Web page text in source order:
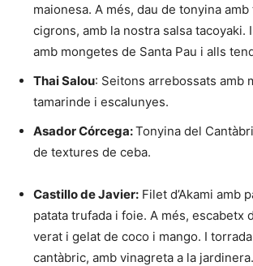
maionesa. A més, dau de tonyina
cigrons, amb la nostra salsa tacoyaki.
amb mongetes de Santa Pau i alls
Thai Salou: Seitons arrebossats amb
tamarinde i escalunyes.
Asador Córcega:Tonyina del
de textures de ceba.
Castillo de Javier: Filet d’Akami amb
patata trufada i foie. A més, escabetx
verat i gelat de coco i mango. I torrada
cantàbric, amb vinagreta a la jardinera.